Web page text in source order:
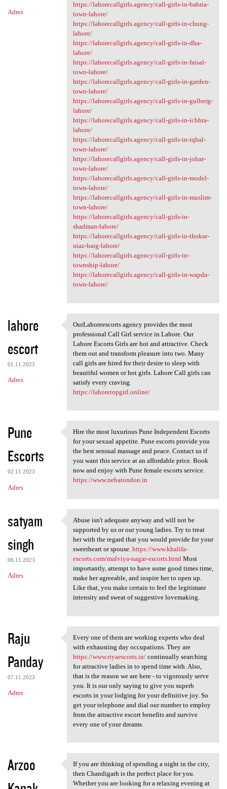
Adres
https://lahorecallgirls.agency/call-girls-in-bahria-
town-lahore/
https://lahorecallgirls.agency/call-girls-in-chung-
lahore/
https://lahorecallgirls.agency/call-girls-in-dha-
lahore/
https://lahorecallgirls.agency/call-girls-in-faisal-
town-lahore/
https://lahorecallgirls.agency/call-girls-in-garden-
town-lahore/
https://lahorecallgirls.agency/call-girls-in-gulberg-
lahore/
https://lahorecallgirls.agency/call-girls-in-ichhra-
lahore/
https://lahorecallgirls.agency/call-girls-in-iqbal-
town-lahore/
https://lahorecallgirls.agency/call-girls-in-johar-
town-lahore/
https://lahorecallgirls.agency/call-girls-in-model-
town-lahore/
https://lahorecallgirls.agency/call-girls-in-muslim-
town-lahore/
https://lahorecallgirls.agency/call-girls-in-
shadman-lahore/
https://lahorecallgirls.agency/call-girls-in-thokar-
niaz-baig-lahore/
https://lahorecallgirls.agency/call-girls-in-
township-lahore/
https://lahorecallgirls.agency/call-girls-in-wapda-
town-lahore/
lahore
escort
01.11.2023
Adres
OurLahoreescorts agency
OurLahoreescorts agency provides the most
professional Call Girl service in Lahore. Our
Lahore Escorts Girls are hot and attractive. Check
them out and transform pleasure into two. Many
call girls are hired for their desire to sleep with
beautiful women or hot girls. Lahore Call girls can
satisfy every craving.
https://lahoretopgirl.online/
Pune
Escorts
02.11.2023
Adres
Hire the most luxurious Pune
Hire the most luxurious Pune Independent Escorts
for your sexual appetite. Pune escorts provide you
the best sensual massage and peace. Contact us if
you want this service at an affordable price. Book
now and enjoy with Pune female escorts service.
https://www.nehatondon.in
satyam
singh
06.11.2023
Adres
Abuse isn't adequate anyway
Abuse isn't adequate anyway and will not be
supported by us or our young ladies. Try to treat
her with the regard that you would provide for your
sweetheart or spouse. https://www.khalifa-
escorts.com/malviya-nagar-escorts.htmlMost
importantly, attempt to have some good times time,
make her agreeable, and inspire her to open up.
Like that, you make certain to feel the legitimate
intensity and sweat of suggestive lovemaking.
Raju
Panday
07.11.2023
Adres
Every one of them are working
Every one of them are working experts who deal
with exhausting day occupations. They are
https://www.riyaescorts.in/continually searching
for attractive ladies in to spend time with. Also,
that is the reason we are here - to vigorously serve
you. It is our only saying to give you superb
escorts in your lodging for your definitive joy. So
get your telephone and dial our number to employ
from the attractive escort benefits and survive
every one of your dreams.
Arzoo
If you are thinking of
If you are thinking of spending a night in the city,
then Chandigarh is the perfect place for you.
Whether you are looking for a relaxing evening at